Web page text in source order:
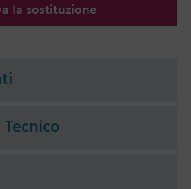
senza cavo,
00, SSA61/00 e SSA81/00
la sostituzione